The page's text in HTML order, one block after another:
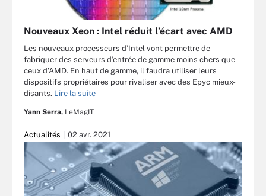
Nouveaux Xeon : Intel réduit l’écart avec AMD
Les nouveaux processeurs d’Intel vont permettre de
fabriquer des serveurs d’entrée de gamme moins chers que
ceux d’AMD. En haut de gamme, il faudra utiliser leurs
dispositifs propriétaires pour rivaliser avec des Epyc mieux-
disants. Lire la suite
Yann Serra, LeMagIT
Actualités 02 avr. 2021